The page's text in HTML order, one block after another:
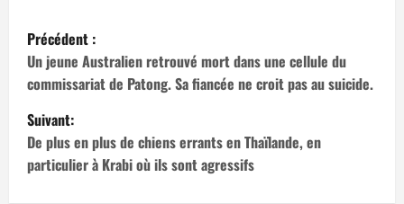
N
a
v
i
g
Précédent :
Un jeune Australien retrouvé mort dans une cellule du
commissariat de Patong. Sa fiancée ne croit pas au suicide.
Suivant:
De plus en plus de chiens errants en Thaïlande, en
particulier à Krabi où ils sont agressifs